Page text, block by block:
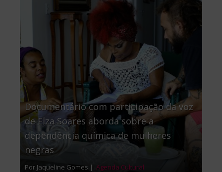
Documentário com participação da voz
de Elza Soares aborda sobre a
dependência química de mulheres
negras
Por Jaqueline Gomes | Agenda Cultural